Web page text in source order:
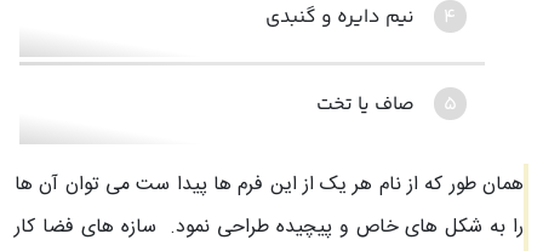
نیم دایره و گنبدی
صاف یا تخت
همان طور که از نام هر یک از این فرم ها پیدا ست می توان آن ها
را به شکل های خاص و پیچیده طراحی نمود. سازه های فضا کار